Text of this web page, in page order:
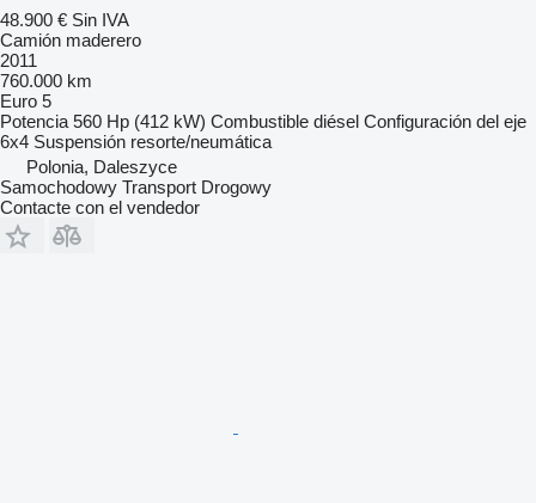
48.900 € Sin IVA
Camión maderero
2011
760.000 km
Euro 5
Potencia 560 Hp (412 kW) Combustible diésel Configuración del eje
6x4 Suspensión resorte/neumática
Polonia, Daleszyce
Samochodowy Transport Drogowy
Contacte con el vendedor